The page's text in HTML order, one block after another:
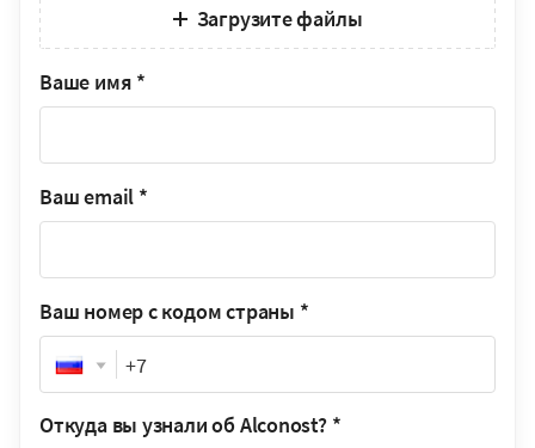
Загрузите файлы
Ваше имя *
Ваш email *
Ваш номер с кодом страны *
Phone
Откуда вы узнали об Alconost? *